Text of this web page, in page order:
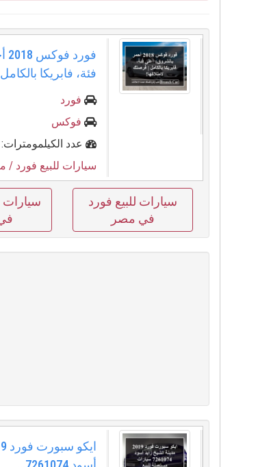
فئة، فابريكا
فورد
فوكس
عدد الكيلمومترات: 234000 كم
سيارات للبيع فورد /
سيارات للبيع فورد
في مصر
سيارات